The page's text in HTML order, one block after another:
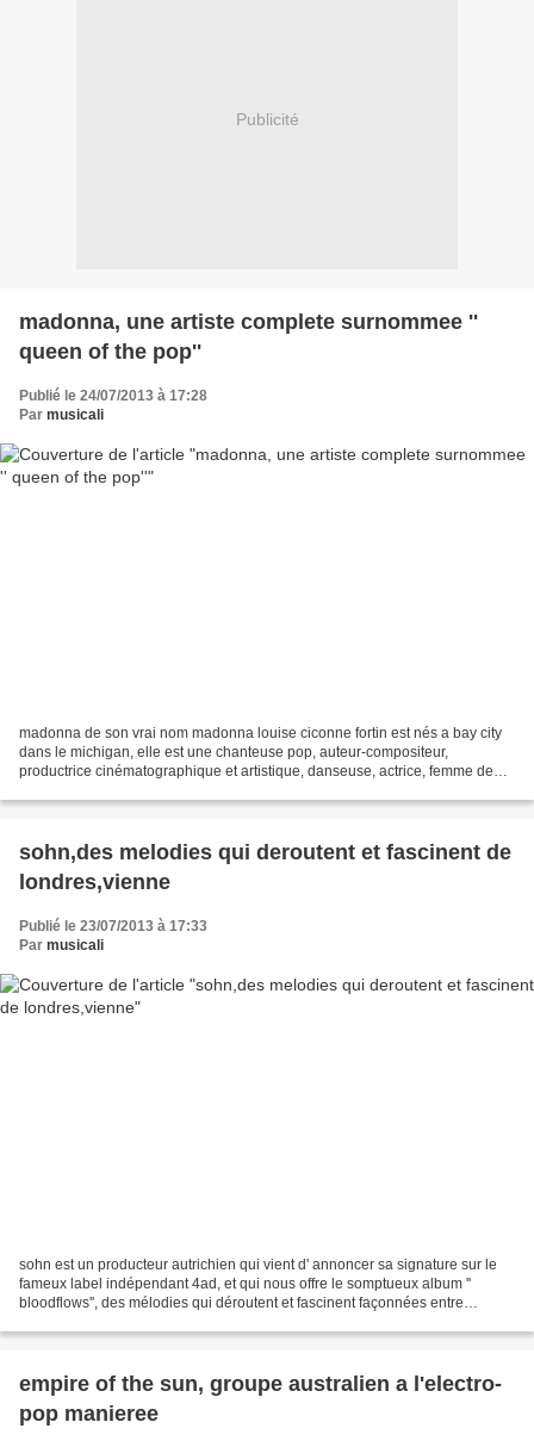
Publicité
madonna, une artiste complete surnommee ''
queen of the pop''
Publié le 24/07/2013 à 17:28
Par musicali
madonna de son vrai nom madonna louise ciconne fortin est nés a bay city
dans le michigan, elle est une chanteuse pop, auteur-compositeur,
productrice cinématographique et artistique, danseuse, actrice, femme de
sohn,des melodies qui deroutent et fascinent de
londres,vienne
Publié le 23/07/2013 à 17:33
Par musicali
sohn est un producteur autrichien qui vient d' annoncer sa signature sur le
fameux label indépendant 4ad, et qui nous offre le somptueux album ''
bloodflows'', des mélodies qui déroutent et fascinent façonnées entre
empire of the sun, groupe australien a l'electro-
pop manieree